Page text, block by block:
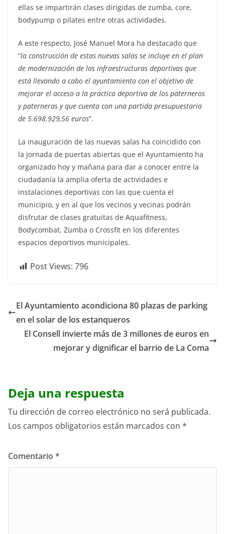
ellas se impartirán clases dirigidas de zumba, core,
bodypump o pilates entre otras actividades.
A este respecto, José Manuel Mora ha destacado que
“la construcción de estas nuevas salas se incluye en el plan
de modernización de las infraestructuras deportivas que
está llevando a cabo el ayuntamiento con el objetivo de
mejorar el acceso a la práctica deportiva de los paterneros
y paterneras y que cuenta con una partida presupuestaria
de 5.698.929,56 euros”.
La inauguración de las nuevas salas ha coincidido con
la jornada de puertas abiertas que el Ayuntamiento ha
organizado hoy y mañana para dar a conocer entre la
ciudadanía la amplia oferta de actividades e
instalaciones deportivas con las que cuenta el
municipio, y en al que los vecinos y vecinas podrán
disfrutar de clases gratuitas de Aquafitness,
Bodycombat, Zumba o Crossfit en los diferentes
espacios deportivos municipales.
Post Views: 796
El Ayuntamiento acondiciona 80 plazas de parking
en el solar de los estanqueros
El Consell invierte más de 3 millones de euros en
mejorar y dignificar el barrio de La Coma
Deja una respuesta
Tu dirección de correo electrónico no será publicada.
Los campos obligatorios están marcados con *
Comentario *